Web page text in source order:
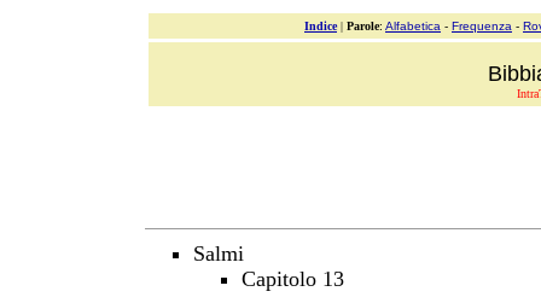
Indice| Parole: Alfabetica - Frequenza -
Salmi
Capitolo 13